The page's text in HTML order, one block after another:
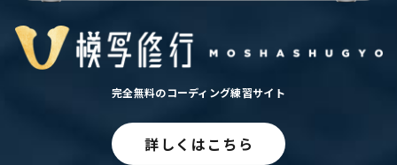
完全無料のコーディング練習サイト
詳しくはこちら